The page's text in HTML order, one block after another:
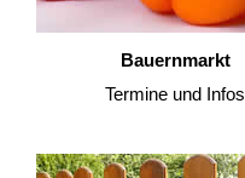
Bauernmarkt
Termine und Infos